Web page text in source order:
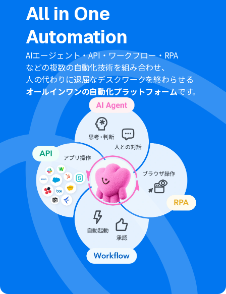
る」オペレーションは、Yoomのサクセスプランで利用可
能な機能です。フリープラン、ミニプラン、チームプラン
Yoomの有料プランは2週間の無料トライアルがあり、期
間中は「ブラウザを操作する」オペレーションを含む全
ての機能をお試しいただけます。
All in One
Automation
AIエージェント・API・ワークフロー・RPA
などの複数の自動化技術を組み合わせ、
人の代わりに退屈なデスクワークを終わらせる
オールインワンの自動化プラットフォームです。